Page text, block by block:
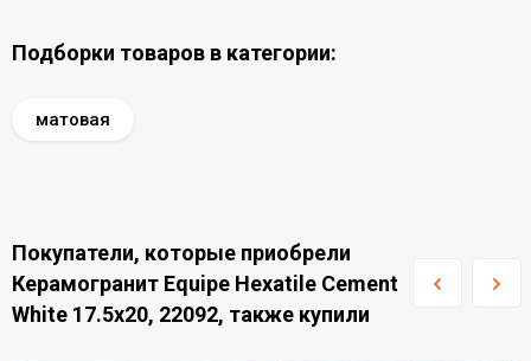
Подборки товаров в категории:
матовая
Покупатели, которые приобрели
Керамогранит Equipe Hexatile Cement
White 17.5x20, 22092, также купили